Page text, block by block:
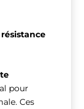
pour
Ces